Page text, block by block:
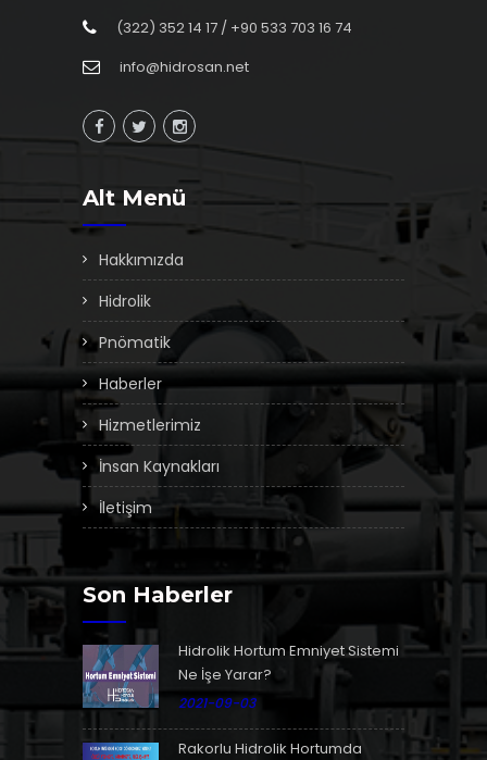
(322) 352 14 17 / +90 533 703 16 74
info@hidrosan.net
Alt Menü
Hakkımızda
Hidrolik
Pnömatik
Haberler
Hizmetlerimiz
İnsan Kaynakları
İletişim
Son Haberler
Hidrolik Hortum Emniyet Sistemi
Ne İşe Yarar?
2021-09-03
Rakorlu Hidrolik Hortumda